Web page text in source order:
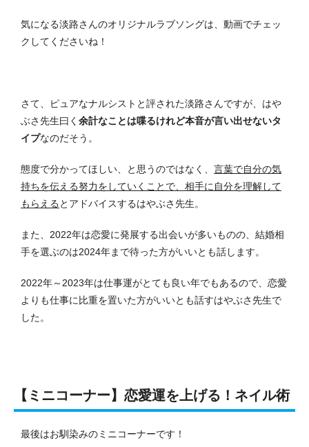
気になる淡路さんのオリジナルラブソングは、動画でチェッ
クしてくださいね！
さて、ピュアなナルシストと評された淡路さんですが、はや
ぶさ先生曰く 余計なことは喋るけれど本音が言い出せないタ
イプなのだそう。
態度で分かってほしい、と思うのではなく、 言葉で自分の気
持ちを伝える努力をしていくことで、相手に自分を理解して
もらえる とアドバイスするはやぶさ先生。
また、2022年は恋愛に発展する出会いが多いものの、結婚相
手を選ぶのは2024年まで待った方がいいとも話します。
2022年～2023年は仕事運がとても良い年でもあるので、恋愛
よりも仕事に比重を置いた方がいいとも話すはやぶさ先生で
した。
【ミニコーナー】恋愛運を上げる！ネイル術
最後はお馴染みのミニコーナーです！